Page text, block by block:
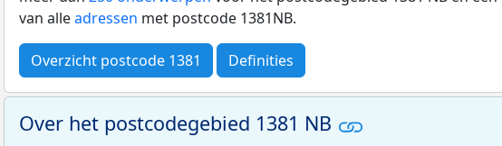
van alleadressen met postcode 1381NB.
Overzicht postcode 1381 Definities
Over het postcodegebied 1381 NB